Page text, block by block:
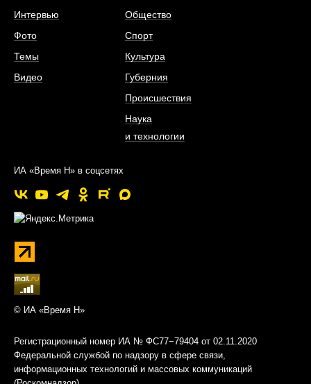
Интервью
Фото
Темы
Видео
Общество
Спорт
Культура
Губерния
Происшествия
Наука
и технологии
ИА «Время Н» в соцсетях
© ИА «Время Н»
Регистрационный номер ИА № ФС77−79404 от 02.11.2020
Федеральной службой по надзору в сфере связи,
информационных технологий и массовых коммуникаций